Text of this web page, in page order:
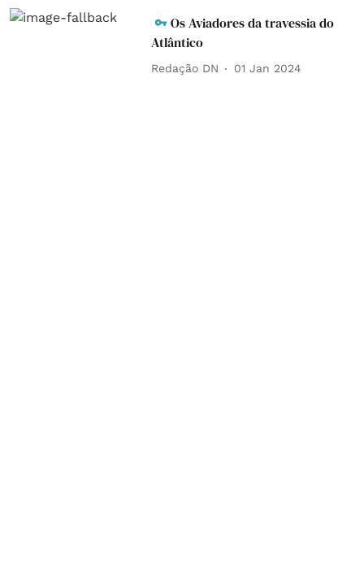
Os Aviadores da travessia do
Atlântico
Redação DN 01 Jan 2024